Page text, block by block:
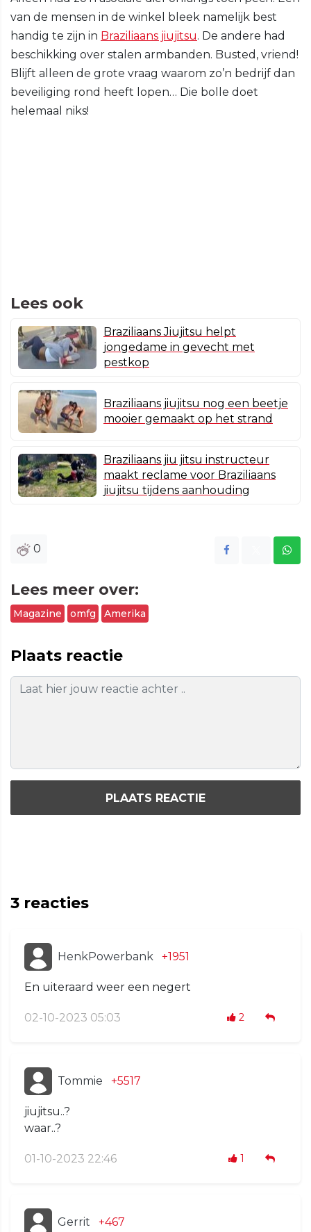
van de mensen in de winkel bleek namelijk best
handig te zijn in Braziliaans jiujitsu. De andere had
beschikking over stalen armbanden. Busted, vriend!
Blijft alleen de grote vraag waarom zo’n bedrijf dan
beveiliging rond heeft lopen… Die bolle doet
helemaal niks!
Lees ook
Braziliaans Jiujitsu helpt
jongedame in gevecht met
pestkop
Braziliaans jiujitsu nog een beetje
mooier gemaakt op het strand
Braziliaans jiu jitsu instructeur
maakt reclame voor Braziliaans
jiujitsu tijdens aanhouding
0
Lees meer over:
Magazine omfg Amerika
Plaats reactie
PLAATS REACTIE
3 reacties
HenkPowerbank +1951
En uiteraard weer een negert
02-10-2023 05:03 2
Tommie +5517
jiujitsu..?
waar..?
01-10-2023 22:46 1
Gerrit +467